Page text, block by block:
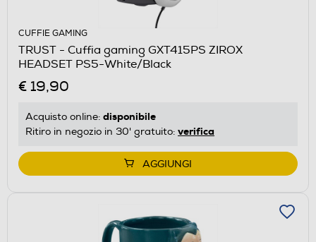
CUFFIE GAMING
TRUST - Cuffia gaming GXT415PS ZIROX
HEADSET PS5-White/Black
€ 19,90
Acquisto online: disponibile
Ritiro in negozio in 30' gratuito: verifica
AGGIUNGI